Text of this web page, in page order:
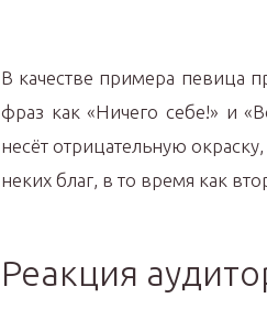
В качестве примера певица
фраз как «Ничего себе!» и
несёт отрицательную
неких благ, в то время как
Реакция